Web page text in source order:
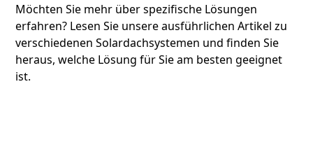
Möchten Sie mehr über spezifische Lösungen
erfahren? Lesen Sie unsere ausführlichen Artikel zu
verschiedenen Solardachsystemen und finden Sie
heraus, welche Lösung für Sie am besten geeignet
ist.